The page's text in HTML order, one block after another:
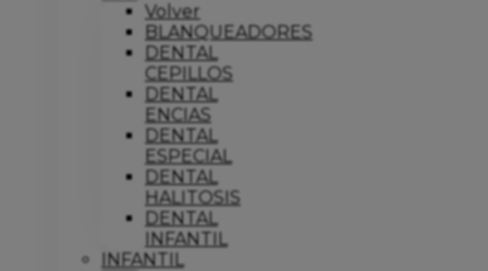
Volver
BLANQUEADORES
DENTAL
CEPILLOS
DENTAL
ENCIAS
DENTAL
ESPECIAL
DENTAL
HALITOSIS
DENTAL
INFANTIL
INFANTIL